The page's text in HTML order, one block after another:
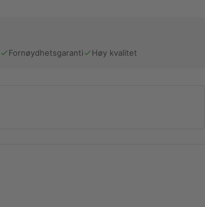
Fornøydhetsgaranti Høy kvalitet